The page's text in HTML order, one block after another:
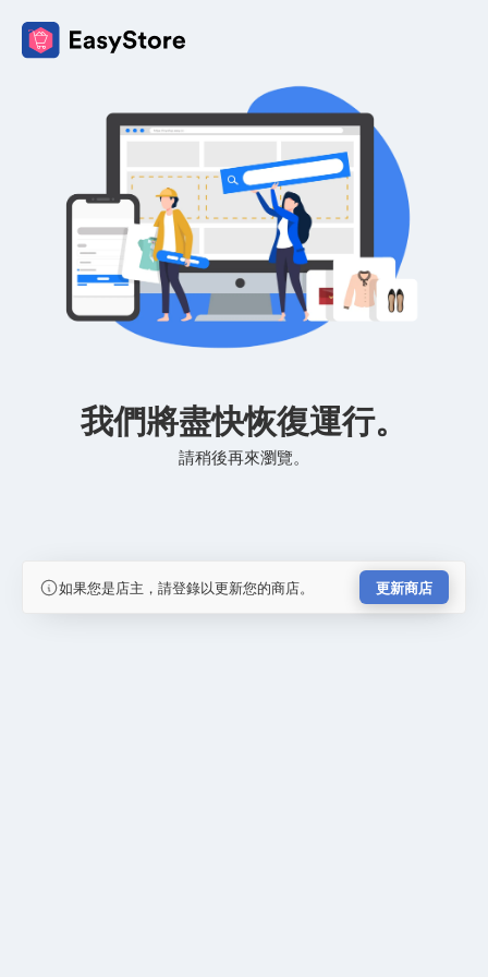
我們將盡快恢復運行。
請稍後再來瀏覽。
如果您是店主，請登錄以更新您的商店。 更新商店